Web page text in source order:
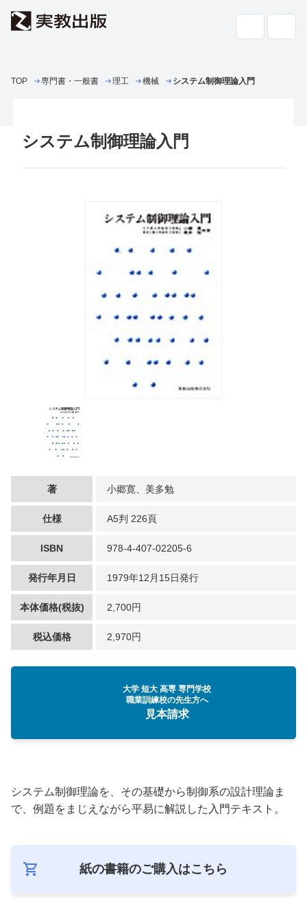
高校教科書・副教材
よくあるご質問・お問い合わせ
個人情報・特定個人情報の取り扱い
教科書採択の公正確保に関する基本方針
TOP 専門書・一般書 理工 機械 システム制御理論入門
システム制御理論入門
著 小郷寛、美多勉
仕様 A5判 226頁
ISBN 978-4-407-02205-6
発行年月日 1979年12月15日発行
本体価格(税抜) 2,700円
税込価格 2,970円
大学 短大 高専 専門学校
職業訓練校の先生方へ
見本請求
システム制御理論を、その基礎から制御系の設計理論ま
で、例題をまじえながら平易に解説した入門テキスト。
紙の書籍のご購入はこちら